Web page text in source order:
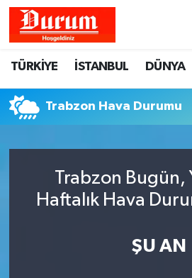
TÜRKİYE İSTANBUL DÜNYA
Trabzon Hava Durumu
Trabzon Bugün,
Haftalık Hava
ŞU AN
Hava Durumu
Namaz Vakitleri
Süper Lig Puan Durumu ve